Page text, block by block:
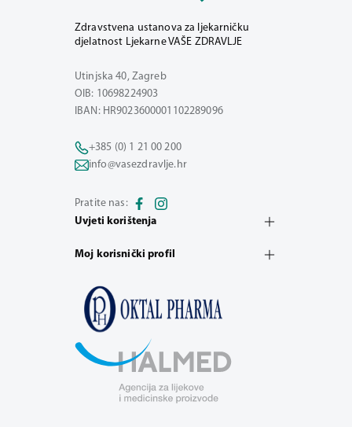
Zdravstvena ustanova za ljekarničku
djelatnost Ljekarne VAŠE ZDRAVLJE
Utinjska 40, Zagreb
OIB: 10698224903
IBAN: HR9023600001102289096
+385 (0) 1 21 00 200
info@vasezdravlje.hr
Pratite nas:
Uvjeti korištenja
Moj korisnički profil